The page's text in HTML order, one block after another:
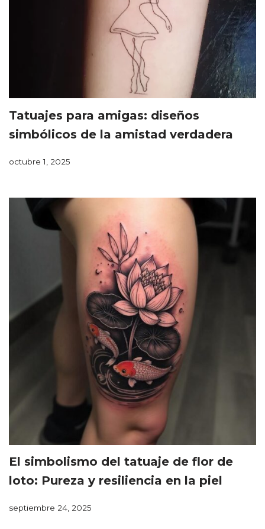
Tatuajes para amigas: diseños
simbólicos de la amistad verdadera
octubre 1, 2025
El simbolismo del tatuaje de flor de
loto: Pureza y resiliencia en la piel
septiembre 24, 2025